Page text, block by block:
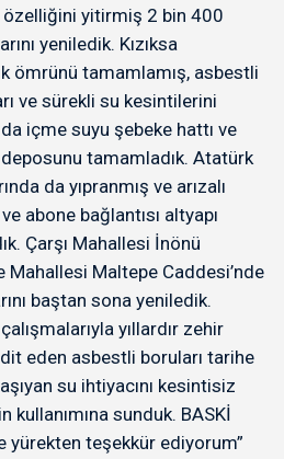
yitirmiş 2 bin 400
yeniledik. Kızıksa
ömrünü tamamlamış, asbestli
ve sürekli su kesintilerini
içme suyu şebeke hattı ve
tamamladık. Atatürk
da yıpranmış ve arızalı
abone bağlantısı altyapı
Çarşı Mahallesi İnönü
Mahallesi Maltepe Caddesi’nde
baştan sona yeniledik.
yıllardır zehir
eden asbestli boruları tarihe
su ihtiyacını kesintisiz
sunduk. BASKİ
yürekten teşekkür ediyorum”